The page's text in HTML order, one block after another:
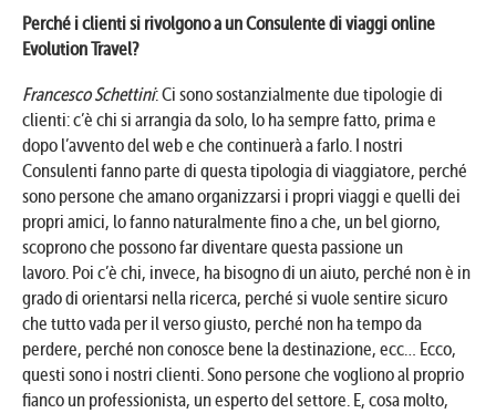
Perché i clienti si rivolgono a un Consulente di viaggi online
Evolution Travel?
Francesco Schettini: Ci sono sostanzialmente due tipologie di
clienti: c’è chi si arrangia da solo, lo ha sempre fatto, prima e
dopo l’avvento del web e che continuerà a farlo. I nostri
Consulenti fanno parte di questa tipologia di viaggiatore, perché
sono persone che amano organizzarsi i propri viaggi e quelli dei
propri amici, lo fanno naturalmente fino a che, un bel giorno,
scoprono che possono far diventare questa passione un
lavoro. Poi c’è chi, invece, ha bisogno di un aiuto, perché non è in
grado di orientarsi nella ricerca, perché si vuole sentire sicuro
che tutto vada per il verso giusto, perché non ha tempo da
perdere, perché non conosce bene la destinazione, ecc… Ecco,
questi sono i nostri clienti. Sono persone che vogliono al proprio
fianco un professionista, un esperto del settore. E, cosa molto,